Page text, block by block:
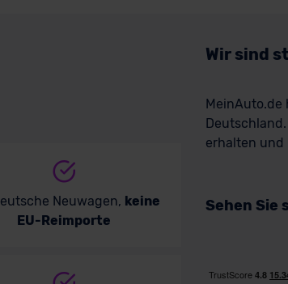
Neuwagen, keine
EU-Reimporte
Wir sind
MeinAuto.de
erhalten und
Sehen Sie